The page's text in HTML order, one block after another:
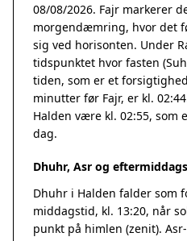
08/08/2026. Fajr markerer
morgendæmring, hvor det
sig ved horisonten. Under
tidspunktet hvor fasten
tiden, som er et
minutter før Fajr, er kl.
Halden være kl. 02:55, som
dag.
Dhuhr, Asr og
Dhuhr i Halden falder som
middagstid, kl. 13:20, når
punkt på himlen (zenit).